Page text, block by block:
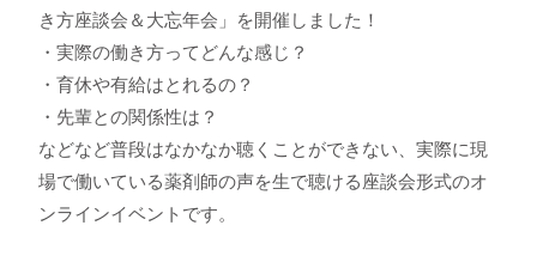
き方座談会＆大忘年会」を開催しました！
・実際の働き方ってどんな感じ？
・育休や有給はとれるの？
・先輩との関係性は？
などなど普段はなかなか聴くことができない、実際に現
場で働いている薬剤師の声を生で聴ける座談会形式のオ
ンラインイベントです。